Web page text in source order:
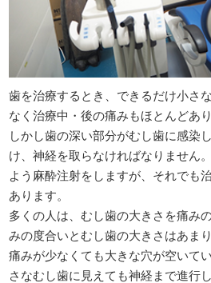
歯を治療するとき、できるだけ小さ
なく治療中・後の痛みもほとんどあり
しかし歯の深い部分がむし歯に感染
け、神経を取らなければなりません
よう麻酔注射をしますが、それでも
あります。
多くの人は、むし歯の大きさを痛み
みの度合いとむし歯の大きさはあま
痛みが少なくても大きな穴が空いて
さなむし歯に見えても神経まで進行